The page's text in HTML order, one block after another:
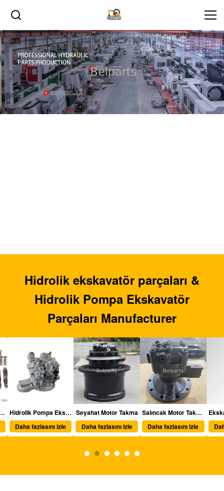
Hidrolik ekskavatör parçaları &
Hidrolik Pompa Ekskavatör
Parçaları Manufacturer
parçaları
Hidrolik Pompa Ekskavatör Parçaları
Daha fazlasını izle
Seyahat Motor Takma
Daha fazlasını izle
Salıncak Motor Takma
Daha fazlasını izle